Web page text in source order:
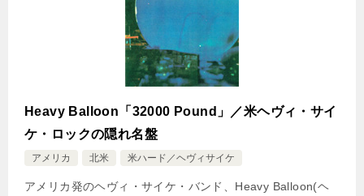
Heavy Balloon「32000 Pound」／米ヘヴィ・サイ
ケ・ロックの隠れ名盤
アメリカ 北米 米ハード／ヘヴィサイケ
アメリカ発のヘヴィ・サイケ・バンド、Heavy Balloon(ヘ